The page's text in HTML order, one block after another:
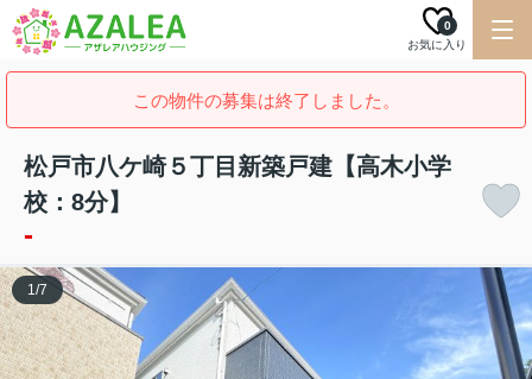
お気に入り
0
この物件の募集は終了しました。
松戸市八ケ崎５丁目新築戸建【高木小学
校：8分】
-
1/7